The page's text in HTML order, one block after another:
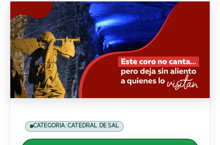
CATEGORIA: CATEDRAL DE SAL